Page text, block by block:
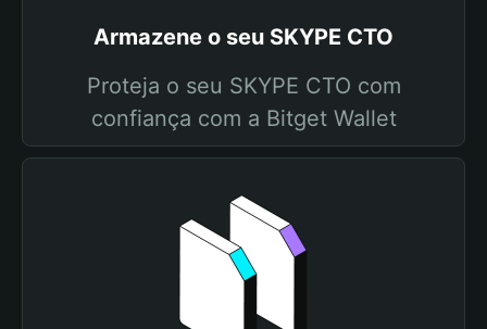
Armazene o seu SKYPE CTO
Proteja o seu SKYPE CTO com
confiança com a Bitget Wallet